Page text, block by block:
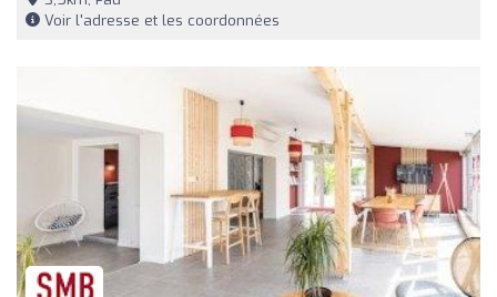
Voir l'adresse et les coordonnées